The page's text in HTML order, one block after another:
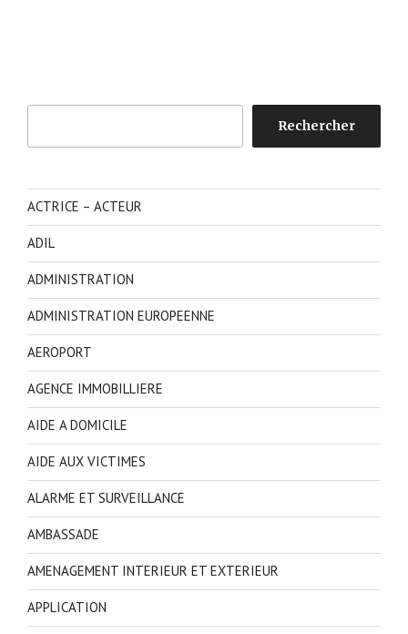
Rechercher
ACTRICE – ACTEUR
ADIL
ADMINISTRATION
ADMINISTRATION EUROPEENNE
AEROPORT
AGENCE IMMOBILLIERE
AIDE A DOMICILE
AIDE AUX VICTIMES
ALARME ET SURVEILLANCE
AMBASSADE
AMENAGEMENT INTERIEUR ET EXTERIEUR
APPLICATION